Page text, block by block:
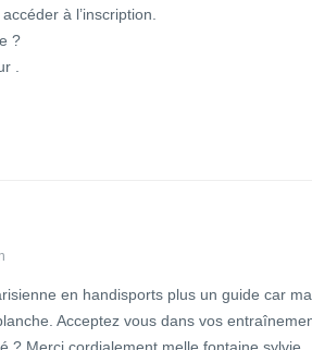
à l’inscription.
?
.
en handisports plus un guide car
Acceptez vous dans vos